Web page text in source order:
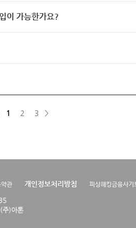
이 가능한가요?
1 2 3 >
관 개인정보처리방침 피싱해킹금융사기
주)아톤